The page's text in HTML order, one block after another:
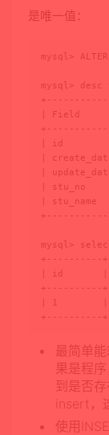
是唯一值：
mysql>
mysql>
| Field
| id
|
|
| stu_no
|
mysql>
+----------
| id       |
+----------
| 1        |
+----------
最简单
果是程
到是否
insert，
使用